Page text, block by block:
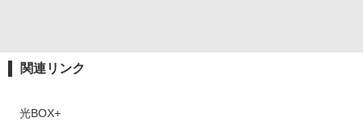
関連リンク
光BOX+